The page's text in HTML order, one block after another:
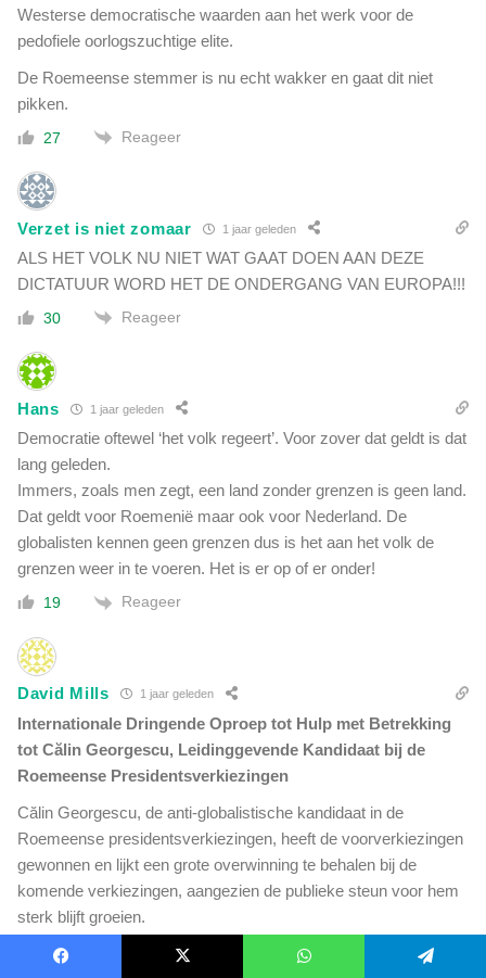
Westerse democratische waarden aan het werk voor de
pedofiele oorlogszuchtige elite.
De Roemeense stemmer is nu echt wakker en gaat dit niet
pikken.
27 Reageer
Verzet is niet zomaar 1 jaar geleden
ALS HET VOLK NU NIET WAT GAAT DOEN AAN DEZE
DICTATUUR WORD HET DE ONDERGANG VAN EUROPA!!!
30 Reageer
Hans 1 jaar geleden
Democratie oftewel ‘het volk regeert’. Voor zover dat geldt is dat
lang geleden.
Immers, zoals men zegt, een land zonder grenzen is geen land.
Dat geldt voor Roemenië maar ook voor Nederland. De
globalisten kennen geen grenzen dus is het aan het volk de
grenzen weer in te voeren. Het is er op of er onder!
19 Reageer
David Mills 1 jaar geleden
Internationale Dringende Oproep tot Hulp met Betrekking
tot Călin Georgescu, Leidinggevende Kandidaat bij de
Roemeense Presidentsverkiezingen
Călin Georgescu, de anti-globalistische kandidaat in de
Roemeense presidentsverkiezingen, heeft de voorverkiezingen
gewonnen en lijkt een grote overwinning te behalen bij de
komende verkiezingen, aangezien de publieke steun voor hem
sterk blijft groeien.
In een wanhopige poging om de macht te behouden, heeft de